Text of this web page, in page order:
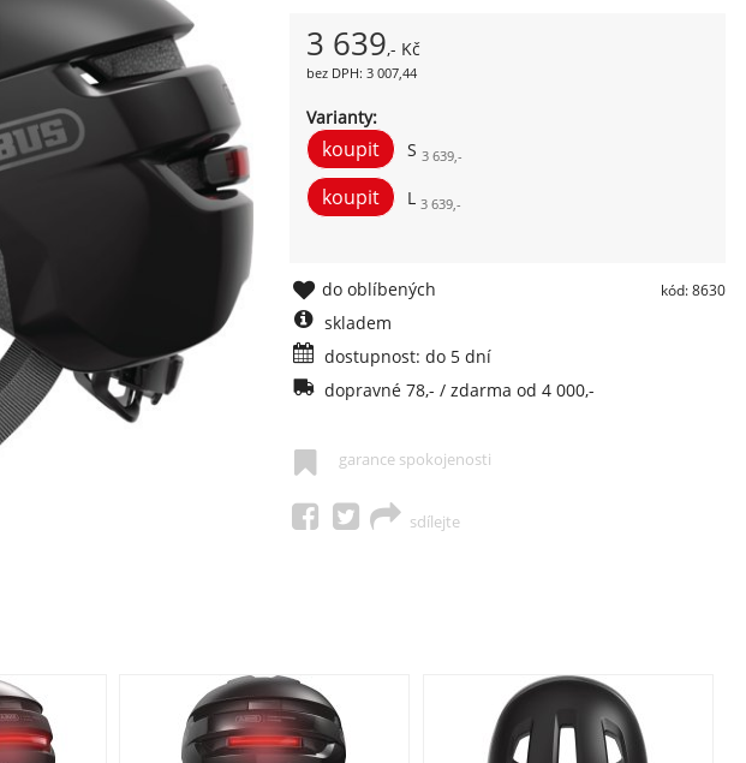
3 639,- Kč
bez DPH: 3 007,44
Varianty:
S 3 639,-
L 3 639,-
kód: 8630
do oblíbených
skladem
dostupnost: do 5 dní
dopravné 78,- / zdarma od 4 000,-
garance spokojenosti
sdílejte